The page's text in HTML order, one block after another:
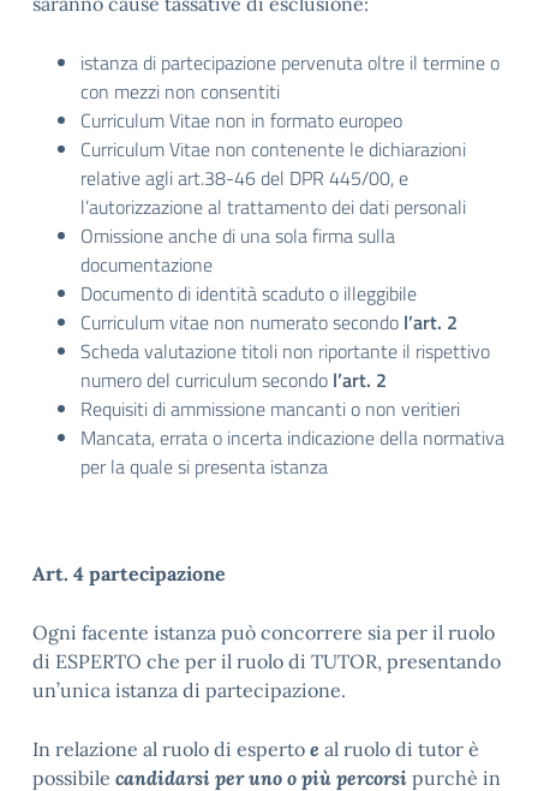
istanza di partecipazione pervenuta oltre il termine o
con mezzi non consentiti
Curriculum Vitae non in formato europeo
Curriculum Vitae non contenente le dichiarazioni
relative agli art.38-46 del DPR 445/00, e
l’autorizzazione al trattamento dei dati personali
Omissione anche di una sola firma sulla
documentazione
Documento di identità scaduto o illeggibile
Curriculum vitae non numerato secondo l’art. 2
Scheda valutazione titoli non riportante il rispettivo
numero del curriculum secondo l’art. 2
Requisiti di ammissione mancanti o non veritieri
Mancata, errata o incerta indicazione della normativa
per la quale si presenta istanza
Art. 4 partecipazione
Ogni facente istanza può concorrere sia per il ruolo
di ESPERTO che per il ruolo di TUTOR, presentando
un’unica istanza di partecipazione.
In relazione al ruolo di esperto e al ruolo di tutor è
possibile candidarsi per uno o più percorsi purchè in